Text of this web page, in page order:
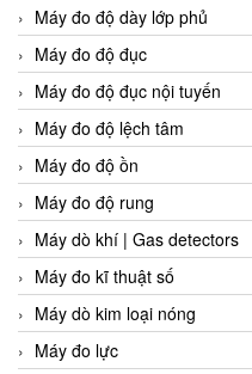
Máy đo độ dày lớp phủ
Máy đo độ đục
Máy đo độ đục nội tuyến
Máy đo độ lệch tâm
Máy đo độ ồn
Máy đo độ rung
Máy dò khí | Gas detectors
Máy đo kĩ thuật số
Máy dò kim loại nóng
Máy đo lực